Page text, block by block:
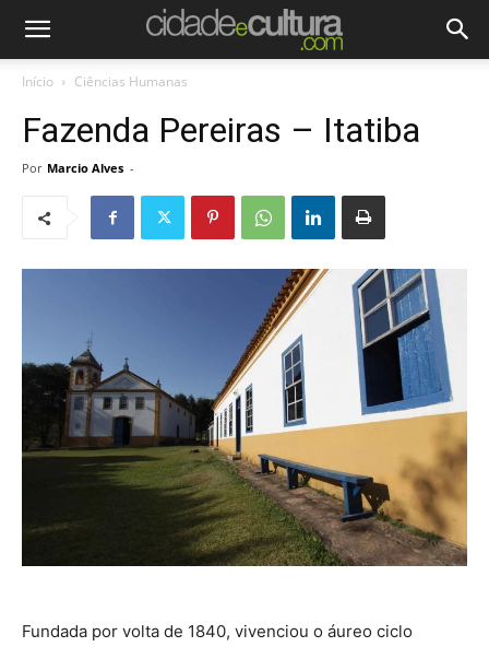
Início Ciências Humanas
Fazenda Pereiras – Itatiba
Por Marcio Alves -
Fundada por volta de 1840, vivenciou o áureo ciclo